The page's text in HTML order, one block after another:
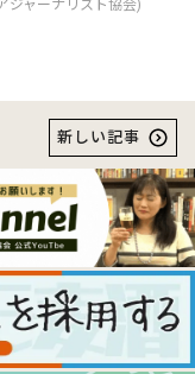
ジャーナリスト協会)
新しい記事